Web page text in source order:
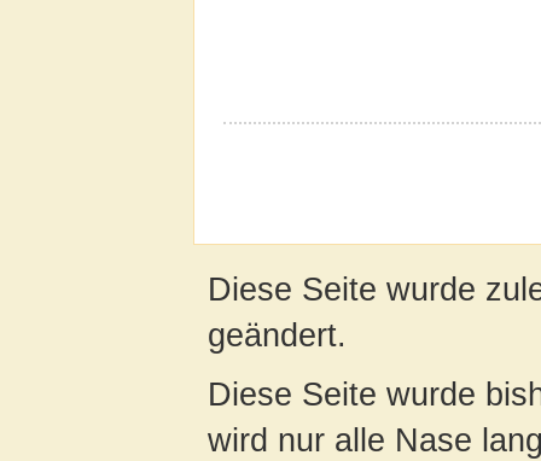
Diese Seite wurde
geändert.
Diese Seite wurde
wird nur alle Nase